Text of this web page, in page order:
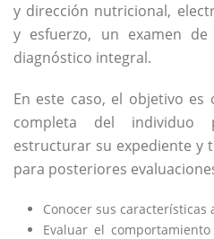
y dirección nutricional,
y esfuerzo, un examen
diagnóstico integral.
En este caso, el objetivo
completa del individuo
estructurar su expediente y
para posteriores
Conocer sus características
Evaluar el